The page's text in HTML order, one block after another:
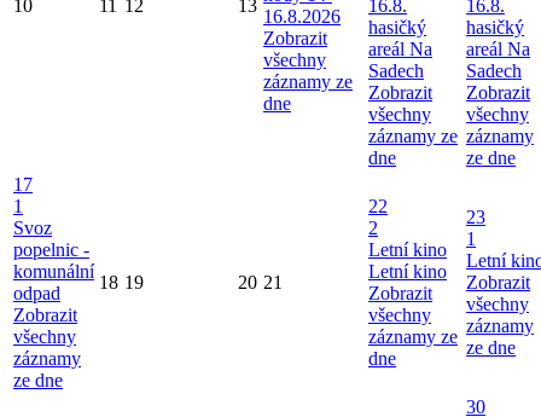
10 11 12 13
16.8.2026
Zobrazit
všechny
záznamy ze
dne
16.8.
hasičký
areál Na
Sadech
Zobrazit
všechny
záznamy ze
dne
16.8.
hasičký
areál Na
Sadech
Zobrazit
všechny
záznamy
ze dne
17
1
Svoz
popelnic -
komunální
odpad
Zobrazit
všechny
záznamy
ze dne
18 19 20 21
22
2
Letní kino
Letní kino
Zobrazit
všechny
záznamy ze
dne
23
1
Letní
Zobrazit
všechny
záznamy
ze dne
30